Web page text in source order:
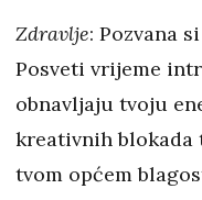
Zdravlje: Pozvana
Posveti vrijeme
obnavljaju tvoju
kreativnih
tvom općem